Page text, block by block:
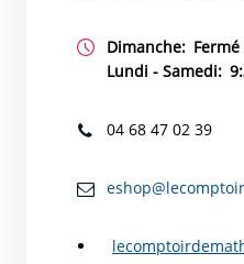
Dimanche: Fermé
Lundi - Samedi:
04 68 47 02 39